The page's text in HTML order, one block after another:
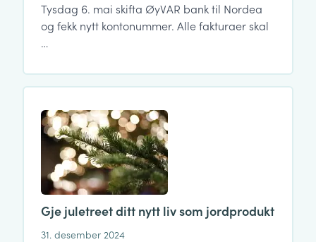
Tysdag 6. mai skifta ØyVAR bank til Nordea
og fekk nytt kontonummer. Alle fakturaer skal
…
Gje juletreet ditt nytt liv som jordprodukt
31. desember 2024